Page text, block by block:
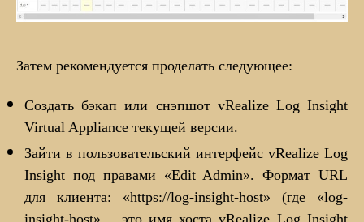
Затем рекомендуется проделать следующее:
Создать бэкап или снэпшот vRealize Log Insight
Virtual Appliance текущей версии.
Зайти в пользовательский интерфейс vRealize Log
Insight под правами «Edit Admin». Формат URL
для клиента: «https://log-insight-host» (где «log-